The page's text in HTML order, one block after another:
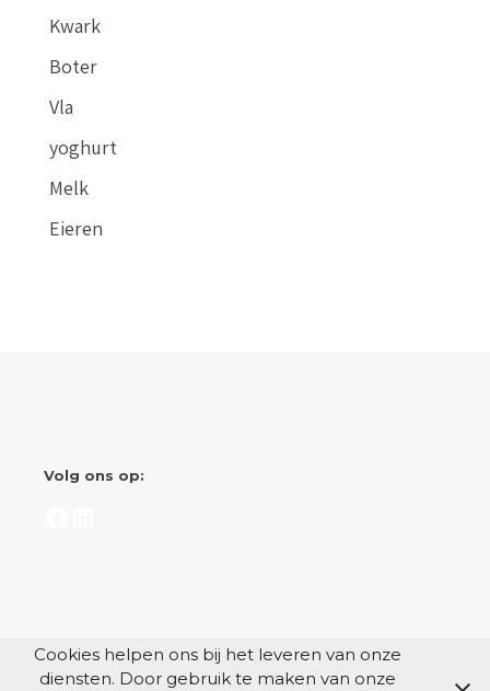
Kwark
Boter
Vla
yoghurt
Melk
Eieren
Volg ons op:
Cookies helpen ons bij het leveren van onze
diensten. Door gebruik te maken van onze